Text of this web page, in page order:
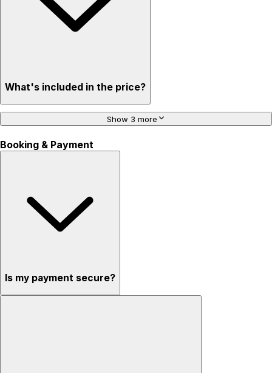
What's included in the price?
Show 3 more
Booking & Payment
Is my payment secure?